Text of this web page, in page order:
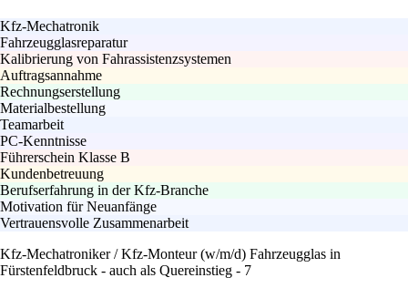
Kfz-Mechatronik
Fahrzeugglasreparatur
Kalibrierung von Fahrassistenzsystemen
Auftragsannahme
Rechnungserstellung
Materialbestellung
Teamarbeit
PC-Kenntnisse
Führerschein Klasse B
Kundenbetreuung
Berufserfahrung in der Kfz-Branche
Motivation für Neuanfänge
Vertrauensvolle Zusammenarbeit
Kfz-Mechatroniker / Kfz-Monteur (w/m/d) Fahrzeugglas in
Fürstenfeldbruck - auch als Quereinstieg - 7